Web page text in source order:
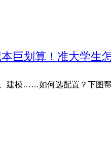
巨划算！准大学生